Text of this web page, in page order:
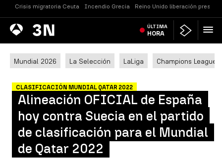
Crisis migratoria Ceuta Incendio Grecia Reino Unido liberación presos
Antena
3 Noticias ÚLTIMA
HORA
Mundial 2026 La Selección LaLiga Champions League
CLASIFICACIÓN MUNDIAL QATAR 2022
Alineación OFICIAL de España
hoy contra Suecia en el partido
de clasificación para el Mundial
de Qatar 2022